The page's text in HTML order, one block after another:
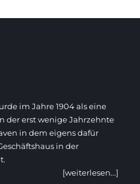
im Jahre 1904 als eine
der erst wenige Jahrzehnte
in dem eigens dafür
in der
[weiterlesen...]